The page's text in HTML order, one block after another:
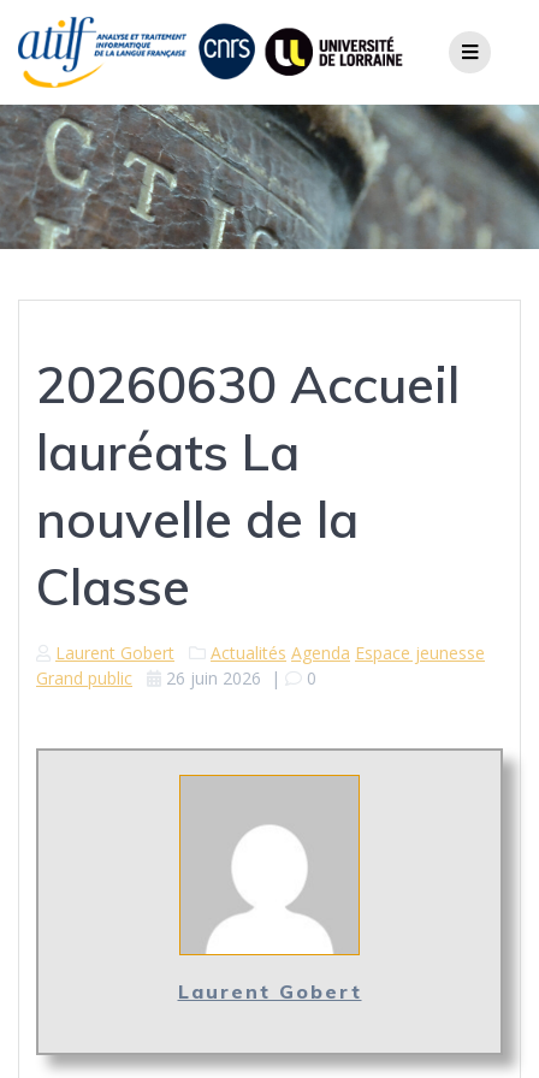
content
20260630 Accueil
lauréats La
nouvelle de la
Classe
Laurent Gobert Actualités Agenda Espace jeunesse
Grand public
26 juin 2026 | 0
Laurent Gobert